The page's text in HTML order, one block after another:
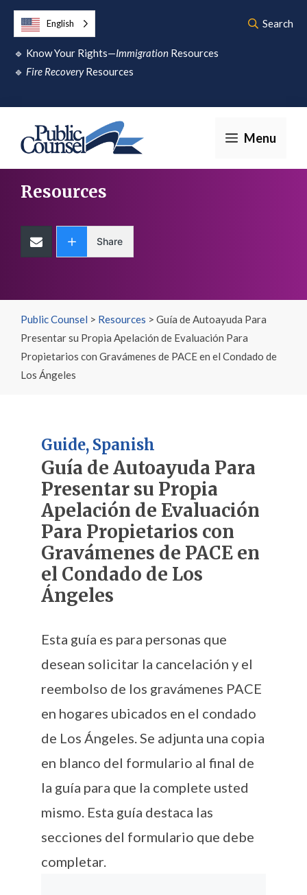
Skip
content
🔹 Know Your Rights—Immigration Resources
🔹 Fire RecoveryResources
English Search
Menu
Resources
Share
Public Counsel > Resources > Guía de Autoayuda Para
Presentar su Propia Apelación de Evaluación Para
Propietarios con Gravámenes de PACE en el Condado de
Los Ángeles
Guide, Spanish
Guía de Autoayuda Para
Presentar su Propia
Apelación de Evaluación
Para Propietarios con
Gravámenes de PACE en
el Condado de Los
Ángeles
Esta guía es para personas que
desean solicitar la cancelación y el
reembolso de los gravámenes PACE
en hogares ubicados en el condado
de Los Ángeles. Se adjunta una copia
en blanco del formulario al final de
la guía para que la complete usted
mismo. Esta guía destaca las
secciones del formulario que debe
completar.